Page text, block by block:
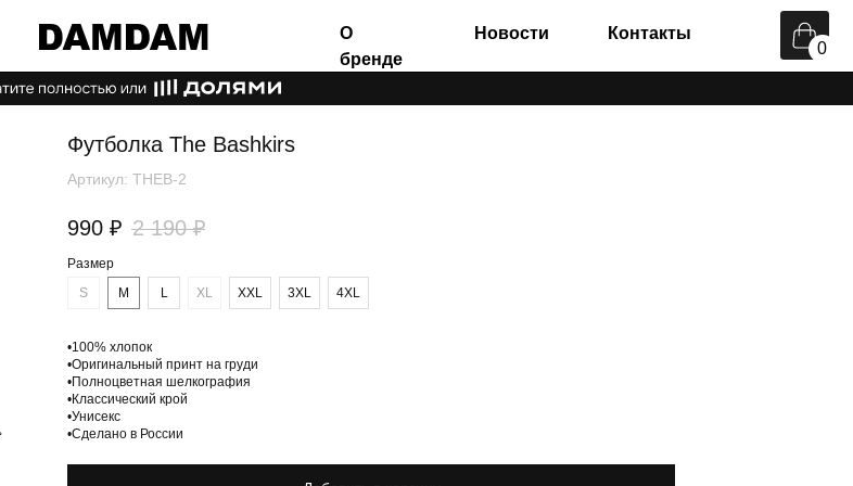
Контакты
0
Футболка The Bashkirs
Артикул: THEB-2
990 ₽ 2 190 ₽
Размер
S
M L XL XXL 3XL 4XL
•100% хлопок
•Оригинальный принт на груди
•Полноцветная шелкография
•Классический крой
•Унисекс
•Сделано в России